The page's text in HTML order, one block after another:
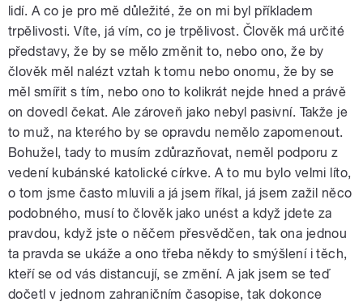
lidí. A co je pro mě důležité, že on mi byl příkladem
trpělivosti. Víte, já vím, co je trpělivost. Člověk má určité
představy, že by se mělo změnit to, nebo ono, že by
člověk měl nalézt vztah k tomu nebo onomu, že by se
měl smířit s tím, nebo ono to kolikrát nejde hned a právě
on dovedl čekat. Ale zároveň jako nebyl pasivní. Takže je
to muž, na kterého by se opravdu nemělo zapomenout.
Bohužel, tady to musím zdůrazňovat, neměl podporu z
vedení kubánské katolické církve. A to mu bylo velmi líto,
o tom jsme často mluvili a já jsem říkal, já jsem zažil něco
podobného, musí to člověk jako unést a když jdete za
pravdou, když jste o něčem přesvědčen, tak ona jednou
ta pravda se ukáže a ono třeba někdy to smýšlení i těch,
kteří se od vás distancují, se změní. A jak jsem se teď
dočetl v jednom zahraničním časopise, tak dokonce